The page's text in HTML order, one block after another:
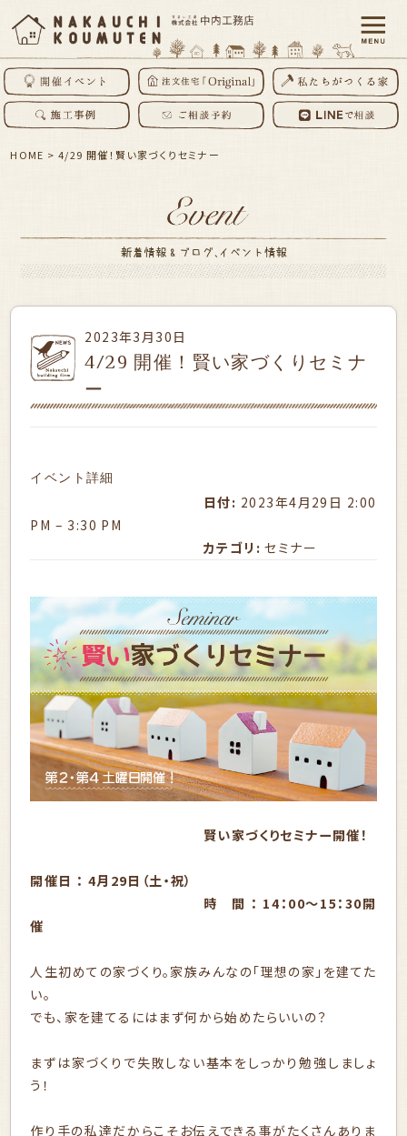
HOME >4/29 開催！賢い家づくりセミナー
2023年3月30日
4/29 開催！賢い家づくりセミナ
ー
イベント詳細
日付: 2023年4月29日 2:00
PM – 3:30 PM
カテゴリ: セミナー
賢い家づくりセミナー開催！
開催日 ： 4月29日（土・祝）
時 間 ： 14：00～15：30開
催
人生初めての家づくり。家族みんなの「理想の家」を建てた
い。
でも、家を建てるにはまず何から始めたらいいの？
まずは家づくりで失敗しない基本をしっかり勉強しましょ
う！
作り手の私達だからこそお伝えできる事がたくさんありま